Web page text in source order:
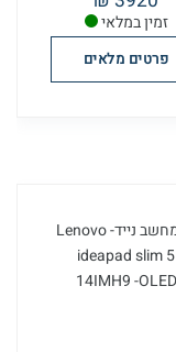
זמין במלאי
פרטים מלאים